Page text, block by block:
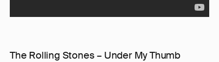
The Rolling Stones – Under My Thumb